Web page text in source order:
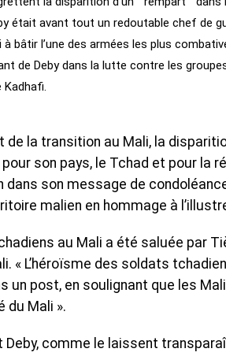
était avant tout un redoutable chef de
bâtir l’une des armées les plus
de Deby dans la lutte contre les
Kadhafi.
de la transition au Mali, la
son pays, le Tchad et pour la
dans son message de
malien en hommage à
au Mali a été saluée par
« L’héroïsme des soldats
un post, en soulignant que les
du Mali ».
Deby, comme le laissent